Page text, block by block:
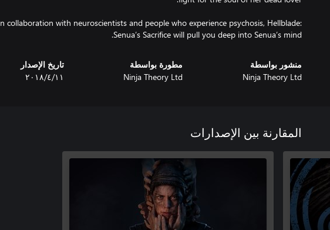
collaboration with neuroscientists and people who experience psychosis, Hellblade:
Senua’s Sacrifice will pull you deep into Senua’s mind.
منشور بواسطة
Ninja Theory Ltd
مطورة بواسطة
Ninja Theory Ltd
تاريخ الإصدار
١١‏/٤‏/٢٠١٨
المقارنة بين الإصدارات